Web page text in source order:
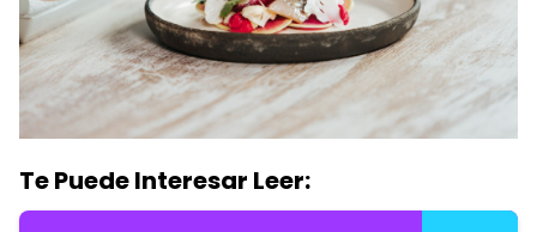
Te Puede Interesar Leer: